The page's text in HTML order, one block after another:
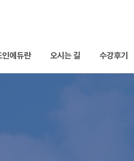
인에듀란 오시는 길 수강후기